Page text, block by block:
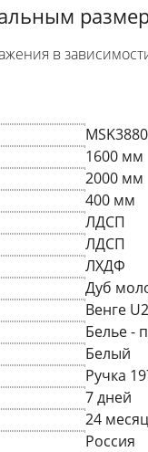
в
1600 мм
2000 мм
400 мм
ЛДСП
ЛДСП
ЛХДФ
Дуб
Венге
Белье -
Белый
Ручка
7 дней
24
Россия